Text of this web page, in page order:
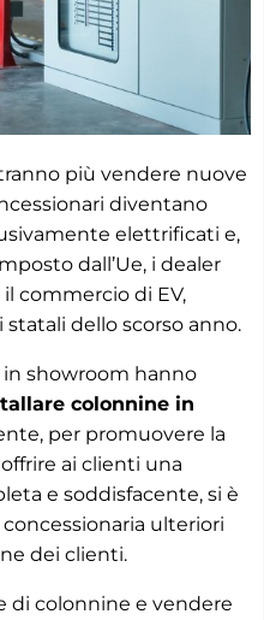
più vendere nuove
diventano
elettrificati e,
dall’Ue, i dealer
commercio di EV,
dello scorso anno.
showroom hanno
colonnine in
per promuovere la
ai clienti una
e soddisfacente, si è
ulteriori
dei clienti.
di colonnine e vendere